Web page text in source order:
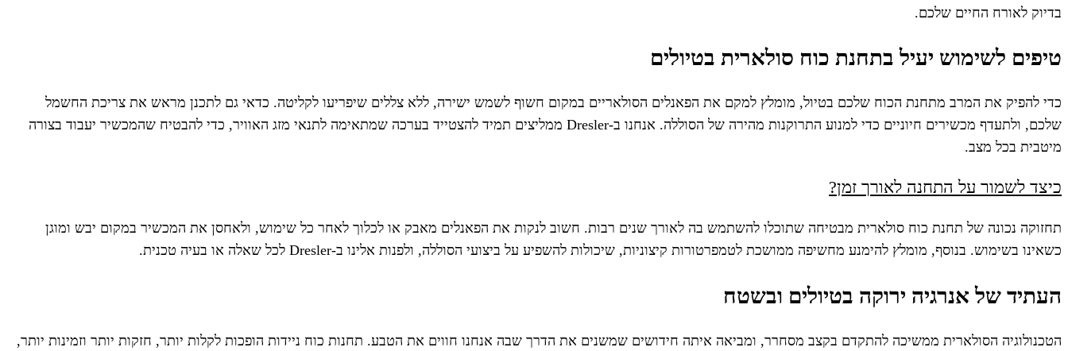
בדיוק לאורח החיים שלכם.
טיפים לשימוש יעיל בתחנת כוח סולארית בטיולים
כדי להפיק את המרב מתחנת הכוח שלכם בטיול, מומלץ למקם את הפאנלים הסולאריים במקום חשוף לשמש ישירה, ללא צללים שיפריעו לקליטה. כדאי גם לתכנן מראש את צריכת החשמל
שלכם, ולתעדף מכשירים חיוניים כדי למנוע התרוקנות מהירה של הסוללה. אנחנו ב-Dresler ממליצים תמיד להצטייד בערכה שמתאימה לתנאי מזג האוויר, כדי להבטיח שהמכשיר יעבוד בצורה
מיטבית בכל מצב.
כיצד לשמור על התחנה לאורך זמן?
תחזוקה נכונה של תחנת כוח סולארית מבטיחה שתוכלו להשתמש בה לאורך שנים רבות. חשוב לנקות את הפאנלים מאבק או לכלוך לאחר כל שימוש, ולאחסן את המכשיר במקום יבש ומוגן
כשאינו בשימוש. בנוסף, מומלץ להימנע מחשיפה ממושכת לטמפרטורות קיצוניות, שיכולות להשפיע על ביצועי הסוללה, ולפנות אלינו ב-Dresler לכל שאלה או בעיה טכנית.
העתיד של אנרגיה ירוקה בטיולים ובשטח
הטכנולוגיה הסולארית ממשיכה להתקדם בקצב מסחרר, ומביאה איתה חידושים שמשנים את הדרך שבה אנחנו חווים את הטבע. תחנות כוח ניידות הופכות לקלות יותר, חזקות יותר וזמינות יותר,